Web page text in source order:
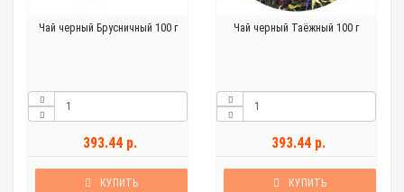
Чай черный Брусничный 100 г
393.44 р.
КУПИТЬ
Чай черный Таёжный 100 г
393.44 р.
КУПИТЬ